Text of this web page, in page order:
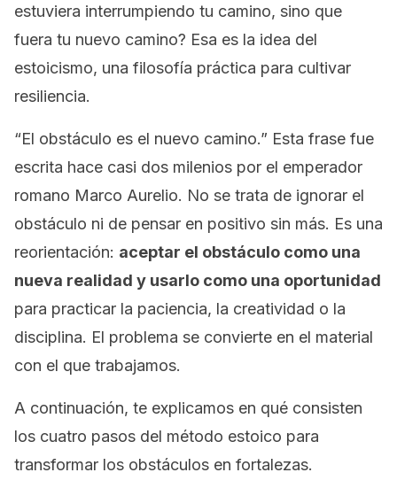
estuviera interrumpiendo tu camino, sino que
fuera tu nuevo camino? Esa es la idea del
estoicismo, una filosofía práctica para cultivar
resiliencia.
“El obstáculo es el nuevo camino.” Esta frase fue
escrita hace casi dos milenios por el emperador
romano Marco Aurelio. No se trata de ignorar el
obstáculo ni de pensar en positivo sin más. Es una
reorientación: aceptar el obstáculo como una
nueva realidad y usarlo como una oportunidad
para practicar la paciencia, la creatividad o la
disciplina. El problema se convierte en el material
con el que trabajamos.
A continuación, te explicamos en qué consisten
los cuatro pasos del método estoico para
transformar los obstáculos en fortalezas.